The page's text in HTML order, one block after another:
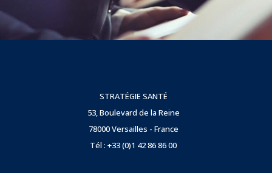
STRATÉGIE SANTÉ
53, Boulevard de la Reine
78000 Versailles - France
Tél : +33 (0)1 42 86 86 00